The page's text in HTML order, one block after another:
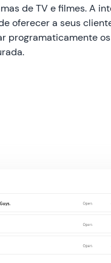
de TV e filmes. A
oferecer a seus
programaticamente